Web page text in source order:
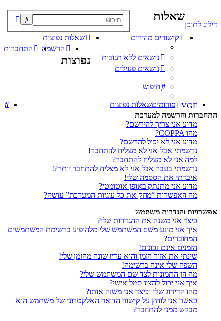
דילוג לתוכן
קישורים מהירים
נושאים ללא תגובות
נושאים פעילים
חיפוש
שאלות נפוצות
התחברות
הרשמה
VGF פורומיםשאלות נפוצות
שאלות
נפוצות
התחברות והרשמה למערכת
מדוע אני צריך להירשם?
מהו COPPA?
מדוע אני לא יכול להרשם?
נרשמתי אבל אני לא מצליח להתחבר!
למה אני לא מצליח להתחבר?
נרשמתי בעבר אבל אני לא מצליח להתחבר יותר?!
איבדתי את הססמה שלי!
מדוע אני מתנתק באופן אוטומטי?
מה האפשרות “מחק את כל עוגיות המערכת” עושה?
אפשרויות והגדרות משתמש
כיצד אני משנה את ההגדרות שלי?
איך אני מונע משם המשתמש שלי מלהופיע ברשימת המשתמשים
המחוברים?
הזמנים אינם נכונים!
שינתי את אזור הזמן והוא עדין שונה מהזמן שלי!
השפה שלי אינה ברשימה!
מה הן התמונות לצד שם המשתמש שלי?
איך אני יכול להציג סמל אישי?
מהו הדירוג שלי וכיצד אני משנה אותו?
כאשר אני לוחץ על קישור הדואר האלקטרוני של משתמש הוא
מבקש ממני להתחבר?